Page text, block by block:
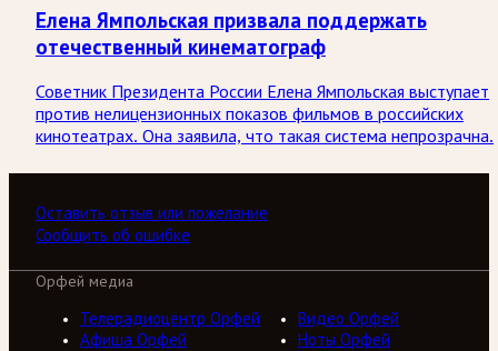
Елена Ямпольская призвала поддержать
отечественный кинематограф
Советник Президента России Елена Ямпольская выступает
против нелицензионных показов фильмов в российских
кинотеатрах. Она заявила, что такая система непрозрачна.
Оставить отзыв или пожелание
Сообщить об ошибке
Орфей медиа
Телерадиоцентр Орфей
Видео Орфей
Афиша Орфей
Ноты Орфей